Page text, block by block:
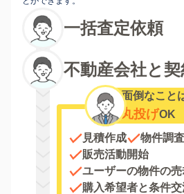
一括査定依頼
不動産会社と契
面倒なこと
丸投げOK
見積作成
物件調
販売活動開始
ユーザーの物件の
購入希望者と条件交